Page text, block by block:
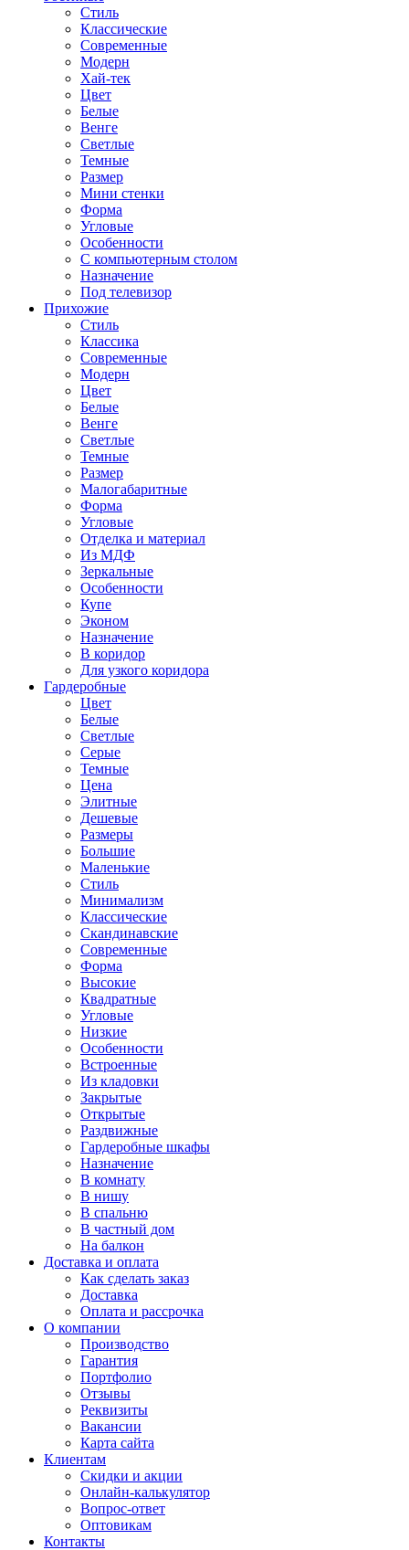
Стиль
Классические
Современные
Модерн
Хай-тек
Цвет
Белые
Венге
Светлые
Темные
Размер
Мини стенки
Форма
Угловые
Особенности
С компьютерным столом
Назначение
Под телевизор
Прихожие
Стиль
Классика
Современные
Модерн
Цвет
Белые
Венге
Светлые
Темные
Размер
Малогабаритные
Форма
Угловые
Отделка и материал
Из МДФ
Зеркальные
Особенности
Купе
Эконом
Назначение
В коридор
Для узкого коридора
Гардеробные
Цвет
Белые
Светлые
Серые
Темные
Цена
Элитные
Дешевые
Размеры
Большие
Маленькие
Стиль
Минимализм
Классические
Скандинавские
Современные
Форма
Высокие
Квадратные
Угловые
Низкие
Особенности
Встроенные
Из кладовки
Закрытые
Открытые
Раздвижные
Гардеробные шкафы
Назначение
В комнату
В нишу
В спальню
В частный дом
На балкон
Доставка и оплата
Как сделать заказ
Доставка
Оплата и рассрочка
О компании
Производство
Гарантия
Портфолио
Отзывы
Реквизиты
Вакансии
Карта сайта
Клиентам
Скидки и акции
Онлайн-калькулятор
Вопрос-ответ
Оптовикам
Контакты